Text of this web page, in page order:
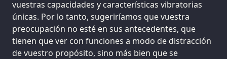
vuestras capacidades y características vibratorias
únicas. Por lo tanto, sugeriríamos que vuestra
preocupación no esté en sus antecedentes, que
tienen que ver con funciones a modo de distracción
de vuestro propósito, sino más bien que se